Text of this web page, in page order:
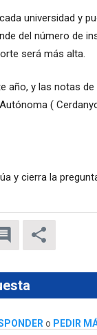
universidad y
del número de
será más alta.
año, y las notas
(
y cierra la
o PEDIR